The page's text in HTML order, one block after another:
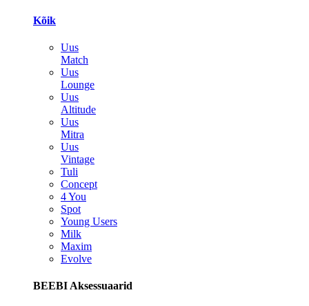
Kõik
Uus
Match
Uus
Lounge
Uus
Altitude
Uus
Mitra
Uus
Vintage
Tuli
Concept
4 You
Spot
Young Users
Milk
Maxim
Evolve
BEEBI Aksessuaarid